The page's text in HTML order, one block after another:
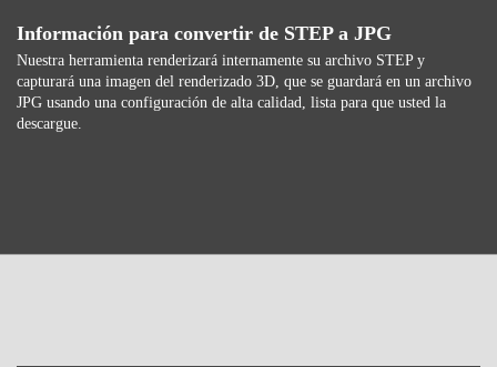
Información para convertir de STEP a JPG
Nuestra herramienta renderizará internamente su archivo STEP y
capturará una imagen del renderizado 3D, que se guardará en un archivo
JPG usando una configuración de alta calidad, lista para que usted la
descargue.